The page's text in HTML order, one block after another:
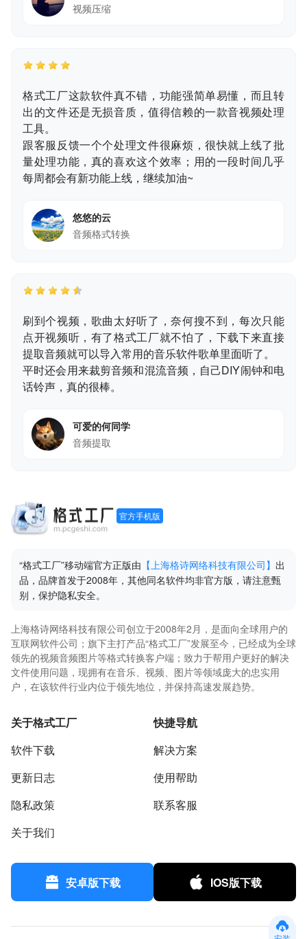
视频压缩
格式工厂这款软件真不错，功能强简单易懂，而且转
出的文件还是无损音质，值得信赖的一款音视频处理
工具。
跟客服反馈一个个处理文件很麻烦，很快就上线了批
量处理功能，真的喜欢这个效率；用的一段时间几乎
每周都会有新功能上线，继续加油~
悠悠的云
音频格式转换
刷到个视频，歌曲太好听了，奈何搜不到，每次只能
点开视频听，有了格式工厂就不怕了，下载下来直接
提取音频就可以导入常用的音乐软件歌单里面听了。
平时还会用来裁剪音频和混流音频，自己DIY闹钟和电
话铃声，真的很棒。
可爱的何同学
音频提取
官方手机版
“格式工厂”移动端官方正版由 【上海格诗网络科技有限公司】 出
品，品牌首发于2008年，其他同名软件均非官方版，请注意甄
别，保护隐私安全。
上海格诗网络科技有限公司创立于2008年2月，是面向全球用户的
互联网软件公司；旗下主打产品“格式工厂”发展至今，已经成为全球
领先的视频音频图片等格式转换客户端；致力于帮用户更好的解决
文件使用问题，现拥有在音乐、视频、图片等领域庞大的忠实用
户，在该软件行业内位于领先地位，并保持高速发展趋势。
关于格式工厂
软件下载
更新日志
隐私政策
关于我们
快捷导航
解决方案
使用帮助
联系客服
安卓版下载 IOS版下载